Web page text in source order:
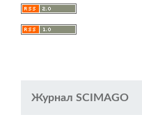
Журнал SCIMAGO